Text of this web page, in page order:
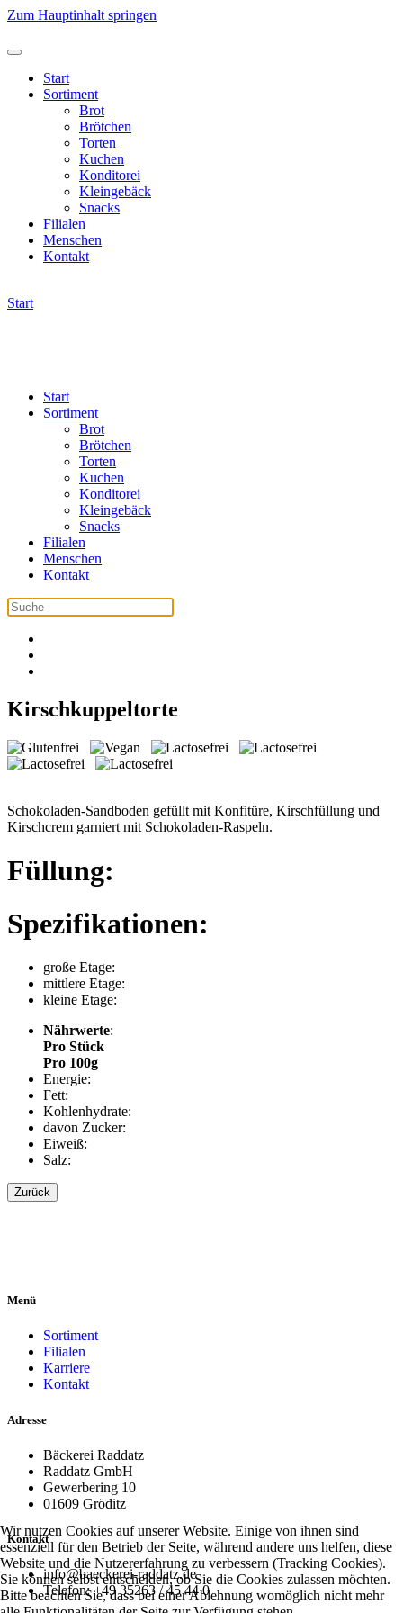
Zum Hauptinhalt springen
Start
Sortiment
Brot
Brötchen
Torten
Kuchen
Konditorei
Kleingebäck
Snacks
Filialen
Menschen
Kontakt
Start
Start
Sortiment
Brot
Brötchen
Torten
Kuchen
Konditorei
Kleingebäck
Snacks
Filialen
Menschen
Kontakt
Kirschkuppeltorte
Schokoladen-Sandboden gefüllt mit Konfitüre, Kirschfüllung und
Kirschcrem garniert mit Schokoladen-Raspeln.
Füllung:
Spezifikationen:
große Etage:
mittlere Etage:
kleine Etage:
Nährwerte:
Pro Stück
Pro 100g
Energie:
Fett:
Kohlenhydrate:
davon Zucker:
Eiweiß:
Salz:
Zurück
Menü
Sortiment
Filialen
Karriere
Kontakt
Adresse
Bäckerei Raddatz
Raddatz GmbH
Gewerbering 10
01609 Gröditz
Kontakt
info@baeckerei-raddatz.de
Telefon: +49 35263 / 45 44 0
Wir nutzen Cookies auf unserer Website. Einige von ihnen sind
essenziell für den Betrieb der Seite, während andere uns helfen, diese
Website und die Nutzererfahrung zu verbessern (Tracking Cookies).
Sie können selbst entscheiden, ob Sie die Cookies zulassen möchten.
Bitte beachten Sie, dass bei einer Ablehnung womöglich nicht mehr